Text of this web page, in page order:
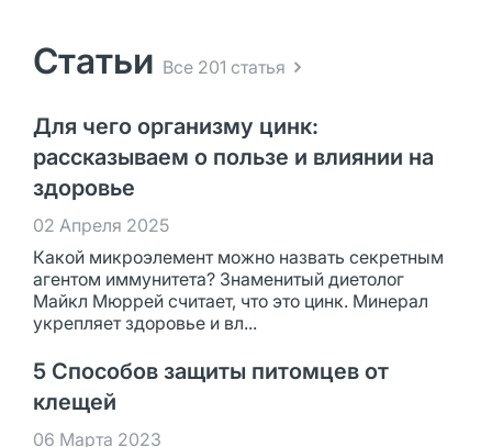
Статьи Все 201 статья
Для чего организму цинк:
рассказываем о пользе и влиянии на
здоровье
02 Апреля 2025
Какой микроэлемент можно назвать секретным
агентом иммунитета? Знаменитый диетолог
Майкл Мюррей считает, что это цинк. Минерал
укрепляет здоровье и вл...
5 Способов защиты питомцев от
клещей
06 Марта 2023